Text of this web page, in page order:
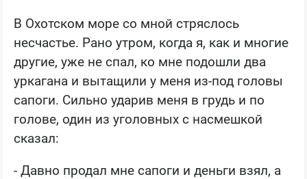
В Охотском море со мной стряслось
несчастье. Рано утром, когда я, как и многие
другие, уже не спал, ко мне подошли два
уркагана и вытащили у меня из-под головы
сапоги. Сильно ударив меня в грудь и по
голове, один из уголовных с насмешкой
сказал:
- Давно продал мне сапоги и деньги взял, а